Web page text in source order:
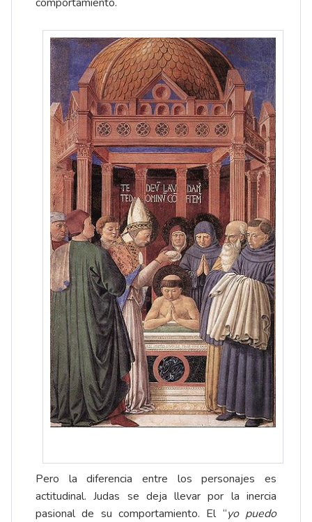
Pero la diferencia entre los personajes es
actitudinal. Judas se deja llevar por la inercia
pasional de su comportamiento. El “yo puedo